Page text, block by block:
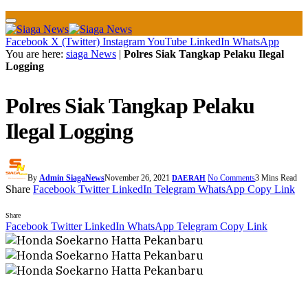
Facebook X (Twitter) InstagramYouTube LinkedIn WhatsApp
You are here: siaga News | Polres Siak Tangkap Pelaku Ilegal
Logging
Polres Siak Tangkap Pelaku
Ilegal Logging
By Admin SiagaNewsNovember 26, 2021 DAERAH No Comments3 Mins Read
Share Facebook Twitter LinkedIn Telegram WhatsApp Copy Link
Share
Facebook Twitter LinkedIn WhatsApp Telegram Copy Link